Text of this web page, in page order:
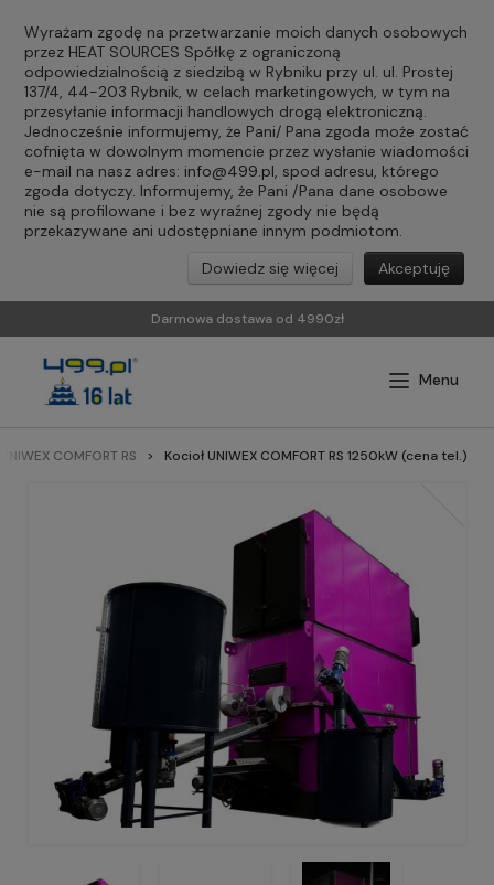
Wyrażam zgodę na przetwarzanie moich danych osobowych
przez HEAT SOURCES Spółkę z ograniczoną
odpowiedzialnością z siedzibą w Rybniku przy ul. ul. Prostej
137/4, 44-203 Rybnik, w celach marketingowych, w tym na
przesyłanie informacji handlowych drogą elektroniczną.
Jednocześnie informujemy, że Pani/ Pana zgoda może zostać
cofnięta w dowolnym momencie przez wysłanie wiadomości
e-mail na nasz adres: info@499.pl, spod adresu, którego
zgoda dotyczy. Informujemy, że Pani /Pana dane osobowe
nie są profilowane i bez wyraźnej zgody nie będą
przekazywane ani udostępniane innym podmiotom.
Akceptuję
Dowiedz się więcej
Darmowa dostawa od 4990zł
COMFORT RS Kocioł UNIWEX COMFORT RS 1250kW (cena tel.)